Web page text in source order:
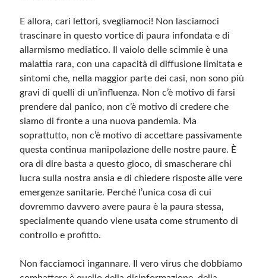
E allora, cari lettori, svegliamoci! Non lasciamoci
trascinare in questo vortice di paura infondata e di
allarmismo mediatico. Il vaiolo delle scimmie è una
malattia rara, con una capacità di diffusione limitata e
sintomi che, nella maggior parte dei casi, non sono più
gravi di quelli di un’influenza. Non c’è motivo di farsi
prendere dal panico, non c’è motivo di credere che
siamo di fronte a una nuova pandemia. Ma
soprattutto, non c’è motivo di accettare passivamente
questa continua manipolazione delle nostre paure. È
ora di dire basta a questo gioco, di smascherare chi
lucra sulla nostra ansia e di chiedere risposte alle vere
emergenze sanitarie. Perché l’unica cosa di cui
dovremmo davvero avere paura è la paura stessa,
specialmente quando viene usata come strumento di
controllo e profitto.
Non facciamoci ingannare. Il vero virus che dobbiamo